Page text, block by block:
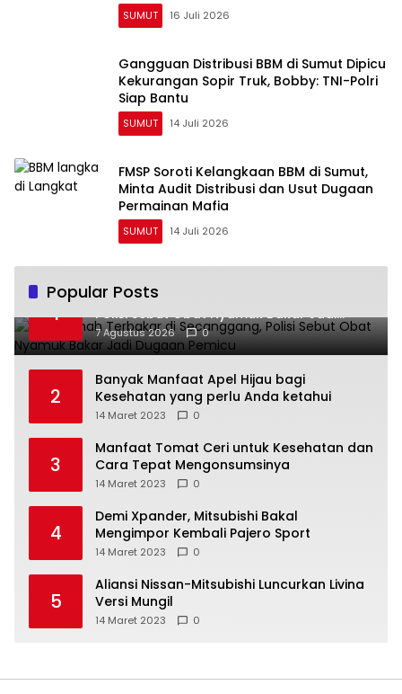
SUMUT 16 Juli 2026
Gangguan Distribusi BBM di Sumut Dipicu
Kekurangan Sopir Truk, Bobby: TNI-Polri
Siap Bantu
SUMUT 14 Juli 2026
FMSP Soroti Kelangkaan BBM di Sumut,
Minta Audit Distribusi dan Usut Dugaan
Permainan Mafia
SUMUT 14 Juli 2026
Popular Posts
1
Dua Rumah Terbakar di Secanggang,
Polisi Sebut Obat Nyamuk Bakar Jadi
Dugaan Pemicu
7 Agustus 2026 0
2
Banyak Manfaat Apel Hijau bagi
Kesehatan yang perlu Anda ketahui
14 Maret 2023 0
3
Manfaat Tomat Ceri untuk Kesehatan dan
Cara Tepat Mengonsumsinya
14 Maret 2023 0
4
Demi Xpander, Mitsubishi Bakal
Mengimpor Kembali Pajero Sport
14 Maret 2023 0
5
Aliansi Nissan-Mitsubishi Luncurkan Livina
Versi Mungil
14 Maret 2023 0